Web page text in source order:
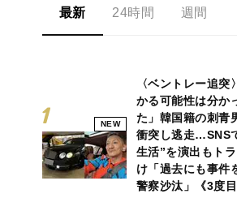
最新 24時間 週間
NEW
〈ベントレー追突
かる可能性は分か
た」韓国籍の刺青
衝突し逃走…SNS
生活”を演出もト
け「過去にも事件
警察沙汰」《3度目